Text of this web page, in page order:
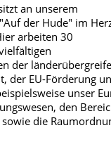
an unserem
der Hude" im
arbeiten 30
der
der EU-Förderung
unser
den
die